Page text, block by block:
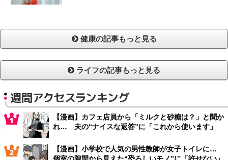
健康の記事もっと見る
ライフの記事もっと見る
週間アクセスランキング
【漫画】カフェ店員から「ミルクと砂糖は？」と聞か
れ… 夫の“ナイスな返答”に「これから使います」
【漫画】小学校で人気の男性教師が女子トイレに…